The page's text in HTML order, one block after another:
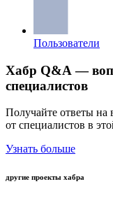
Пользователи
Хабр Q&A —
специалистов
Получайте ответы на
от специалистов в
Узнать больше
другие проекты хабра